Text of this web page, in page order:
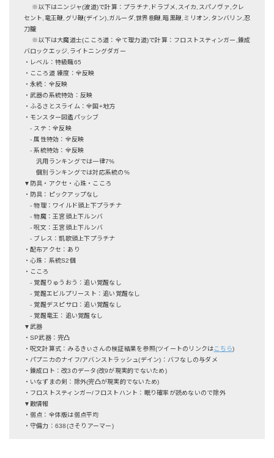
※以下はニンジャ(波道)で計算：プラチナ,ドラブメ,スイカ,スパノヴァ,クレ
セント,竜王鞭,グリ鞭(デイン),ガルーダ,世界樹鞭,暗黒鞭,ミリオン,タンバリン,忍
刀朧
※以下は大魔道士(こころ道：全て理力道)で計算：フロストスティンガー,錬成
バロックエッジ,ライトニングダガー
・レベル：特級職65
・こころ道 練度：全反映
・永続：全反映
・武器の系統特効：反映
・ふるさとスライム：全国+地方
・モンスター図鑑パッシブ
- ステ：全反映
- 属性特効：全反映
- 系統特効：全反映
汎用ランキングでは一律7%
個別ランキングでは対応系統の%
▼防具・アクセ・心珠・こころ
・防具：ピックアップなし
- 物理：ワイルド頭上下プラチナ
- 物魔：王宮頭上下ルンバ
- 呪文：王宮頭上下ルンバ
- ブレス：凱歌頭上下プラチナ
・配布アクセ：あり
・心珠：系統S2個
・こころ
- 覚醒りゅうおう：追い覚醒なし
- 覚醒エビルプリースト：追い覚醒なし
- 覚醒デスピサロ：追い覚醒なし
- 覚醒竜王：追い覚醒なし
▼武器
・SP武器：完凸
・呪文計算式：みるきぃさんの検証結果を参照(ツイートのリンクはこちら)
・パプニカのナイフ/アバンストラッシュ(デイン)：バフなしの与ダメ
・錬成ロト：改3のデータ(改9が現実的でないため)
・いなずまの剣：除外(完凸が現実的でないため)
・フロストスティンガー/フロストハント：眠り確率が読めないので除外
▼敵情報
・弱点：全体版は弱点平均
・守備力：638(さそりアーマー)